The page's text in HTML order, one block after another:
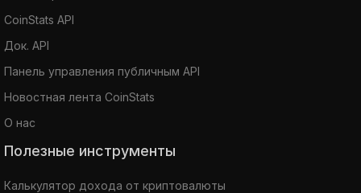
CoinStats API
Док. API
Панель управления публичным API
Новостная лента CoinStats
О нас
Полезные инструменты
Калькулятор дохода от криптовалюты